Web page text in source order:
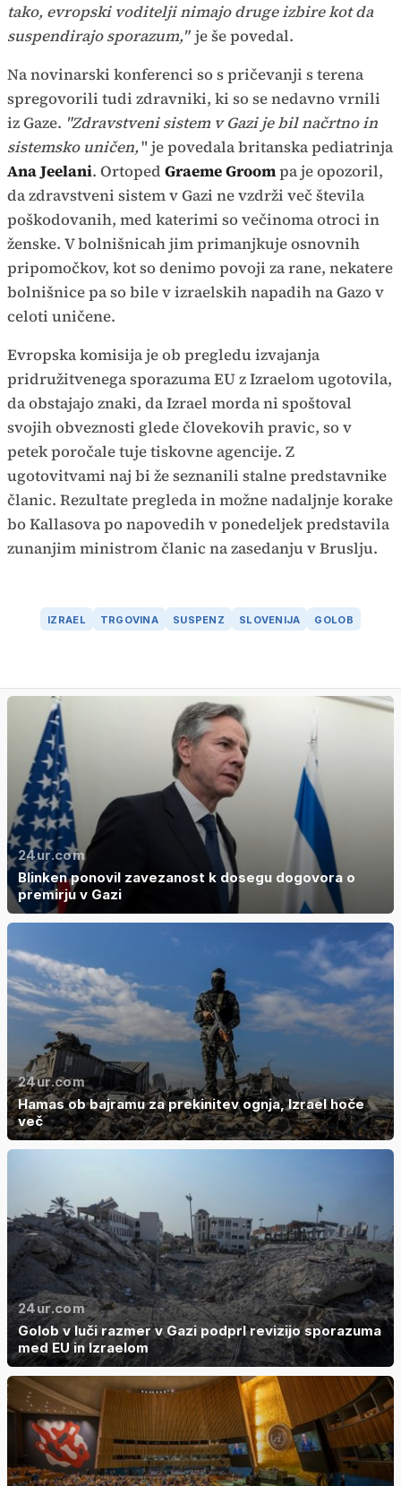
tako, evropski voditelji nimajo druge izbire kot da
suspendirajo sporazum," je še povedal.
Na novinarski konferenci so s pričevanji s terena
spregovorili tudi zdravniki, ki so se nedavno vrnili
iz Gaze. "Zdravstveni sistem v Gazi je bil načrtno in
sistemsko uničen," je povedala britanska pediatrinja
Ana Jeelani. Ortoped Graeme Groompa je opozoril,
da zdravstveni sistem v Gazi ne vzdrži več števila
poškodovanih, med katerimi so večinoma otroci in
ženske. V bolnišnicah jim primanjkuje osnovnih
pripomočkov, kot so denimo povoji za rane, nekatere
bolnišnice pa so bile v izraelskih napadih na Gazo v
celoti uničene.
Evropska komisija je ob pregledu izvajanja
pridružitvenega sporazuma EU z Izraelom ugotovila,
da obstajajo znaki, da Izrael morda ni spoštoval
svojih obveznosti glede človekovih pravic, so v
petek poročale tuje tiskovne agencije. Z
ugotovitvami naj bi že seznanili stalne predstavnike
članic. Rezultate pregleda in možne nadaljnje korake
bo Kallasova po napovedih v ponedeljek predstavila
zunanjim ministrom članic na zasedanju v Bruslju.
IZRAEL TRGOVINA SUSPENZ SLOVENIJA GOLOB
24ur.com
Blinken ponovil zavezanost k dosegu dogovora o
premirju v Gazi
24ur.com
Hamas ob bajramu za prekinitev ognja, Izrael hoče
več
24ur.com
Golob v luči razmer v Gazi podprl revizijo sporazuma
med EU in Izraelom